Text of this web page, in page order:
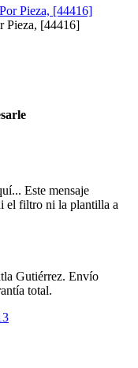
Pieza, [44416]
Este mensaje
el filtro ni la plantilla a
Gutiérrez. Envío
total.